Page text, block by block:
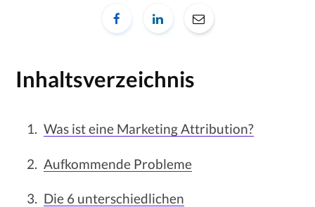
Inhaltsverzeichnis
Was ist eine Marketing Attribution?
Aufkommende Probleme
Die 6 unterschiedlichen